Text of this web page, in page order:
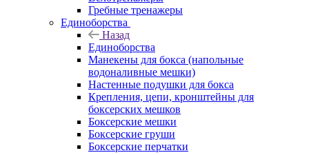
Гребные тренажеры
Единоборства
Назад
Единоборства
Манекены для бокса (напольные
водоналивные мешки)
Настенные подушки для бокса
Крепления, цепи, кронштейны для
боксерских мешков
Боксерские мешки
Боксерские груши
Боксерские перчатки